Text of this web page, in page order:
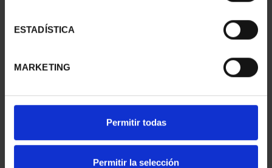
ESTADÍSTICA
MARKETING
Permitir todas
Permitir la selección
CIUDADES PATRIMONIO
73,00 €
SUSCRIPCIÓN CIUDADES
PATRIMONIO DE LA
HU...
1.095,00 €